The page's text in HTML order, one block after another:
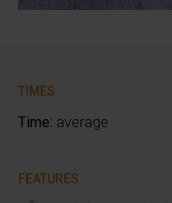
TIMES
Time: average
FEATURES